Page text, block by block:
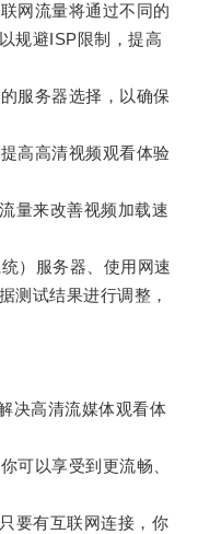
网流量将通过不同的
规避ISP限制，提高
服务器选择，以确保
高高清视频观看体验
来改善视频加载速
）服务器、使用网速
测试结果进行调整，
高清流媒体观看体
以享受到更流畅、
有互联网连接，你